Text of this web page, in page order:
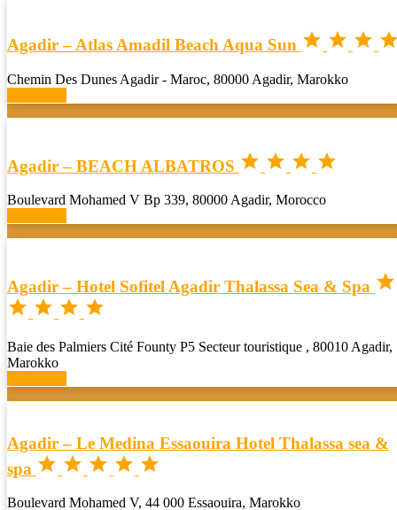
Agadir – Atlas Amadil Beach Aqua Sun   
Chemin Des Dunes Agadir - Maroc, 80000 Agadir, Marokko
Agadir – BEACH ALBATROS    
Boulevard Mohamed V Bp 339, 80000 Agadir, Morocco
Agadir – Hotel Sofitel Agadir Thalassa Sea & Spa 
   
Baie des Palmiers Cité Founty P5 Secteur touristique , 80010 Agadir,
Marokko
Agadir – Le Medina Essaouira Hotel Thalassa sea &
spa     
Boulevard Mohamed V, 44 000 Essaouira, Marokko